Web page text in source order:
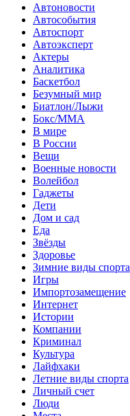
Автоновости
Автособытия
Автоспорт
Автоэксперт
Актеры
Аналитика
Баскетбол
Безумный мир
Биатлон/Лыжи
Бокс/MMA
В мире
В России
Вещи
Военные новости
Волейбол
Гаджеты
Дети
Дом и сад
Еда
Звёзды
Здоровье
Зимние виды спорта
Игры
Импортозамещение
Интернет
Истории
Компании
Криминал
Культура
Лайфхаки
Летние виды спорта
Личный счет
Люди